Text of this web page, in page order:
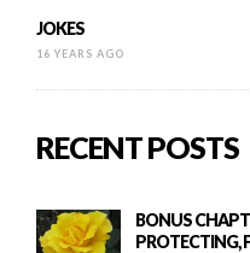
JOKES
16 YEARS AGO
RECENT POSTS
BONUS
PROTECTING,